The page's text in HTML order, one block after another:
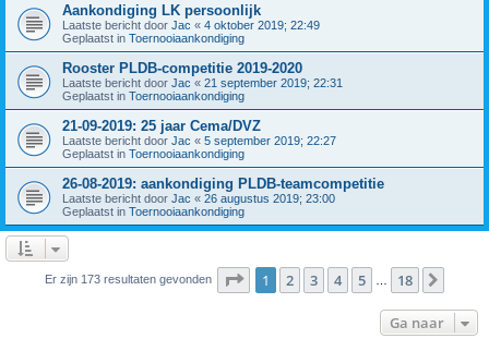
Aankondiging LK persoonlijk
Laatste bericht door Jac « 4 oktober 2019; 22:49
Geplaatst in Toernooiaankondiging
Rooster PLDB-competitie 2019-2020
Laatste bericht door Jac « 21 september 2019; 22:31
Geplaatst in Toernooiaankondiging
21-09-2019: 25 jaar Cema/DVZ
Laatste bericht door Jac « 5 september 2019; 22:27
Geplaatst in Toernooiaankondiging
26-08-2019: aankondiging PLDB-teamcompetitie
Laatste bericht door Jac « 26 augustus 2019; 23:00
Geplaatst in Toernooiaankondiging
Er zijn 173 resultaten gevonden Pagina van 18
1 2 3 4 5 18
Ga naar